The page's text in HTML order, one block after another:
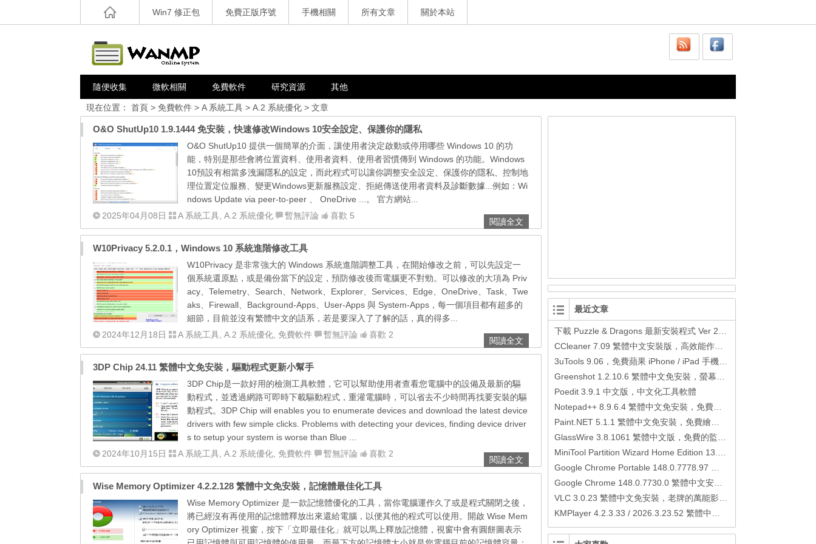
Win7 修正包 免費正版序號 手機相關 所有文章 關於本站
隨便收集 微軟相關 免費軟件 研究資源 其他
現在位置： 首頁 > 免費軟件 > A 系統工具 > A.2 系統優化 > 文章
O&O ShutUp10 1.9.1444 免安裝，快速修改Windows 10安全設定、保護你的隱私
O&O ShutUp10 提供一個簡單的介面，讓使用者決定啟動或停用哪些 Windows 10 的功
能，特別是那些會將位置資料、使用者資料、使用者習慣傳到 Windows 的功能。Windows
10預設有相當多洩漏隱私的設定，而此程式可以讓你調整安全設定、保護你的隱私、控制地
理位置定位服務、變更Windows更新服務設定、拒絕傳送使用者資料及診斷數據...例如：Wi
ndows Update via peer-to-peer 、 OneDrive ...。 官方網站...
2025年04月08日
A 系統工具 A.2 系統優化 暫無評論 喜歡 5
閱讀全文
W10Privacy 5.2.0.1，Windows 10 系統進階修改工具
W10Privacy 是非常強大的 Windows 系統進階調整工具，在開始修改之前，可以先設定一
個系統還原點，或是備份當下的設定，預防修改後而電腦更不對勁。可以修改的大項為 Priv
acy、Telemetry、Search、Network、Explorer、Services、Edge、OneDrive、Task、Twe
aks、Firewall、Background-Apps、User-Apps 與 System-Apps，每一個項目都有超多的
細節，目前並沒有繁體中文的語系，若是要深入了了解的話，真的得多...
2024年12月18日
A 系統工具 A.2 系統優化 免費軟件 暫無評論 喜歡 2
閱讀全文
3DP Chip 24.11 繁體中文免安裝，驅動程式更新小幫手
3DP Chip是一款好用的檢測工具軟體，它可以幫助使用者查看您電腦中的設備及最新的驅
動程式，並透過網路可即時下載驅動程式，重灌電腦時，可以省去不少時間再找要安裝的驅
動程式。3DP Chip will enables you to enumerate devices and download the latest device
drivers with few simple clicks. Problems with detecting your devices, finding device driver
s to setup your system is worse than Blue ...
2024年10月15日
A 系統工具 A.2 系統優化 免費軟件 暫無評論 喜歡 2
閱讀全文
Wise Memory Optimizer 4.2.2.128 繁體中文免安裝，記憶體最佳化工具
Wise Memory Optimizer 是一款記憶體優化的工具，當你電腦運作久了或是程式關閉之後，
將已經沒有再使用的記憶體釋放出來還給電腦，以便其他的程式可以使用。開啟 Wise Mem
ory Optimizer 視窗，按下「立即最佳化」就可以馬上釋放記憶體，視窗中會有圓餅圖表示
最近文章
Poedit 3.9.1 中文版，中文化工具軟體